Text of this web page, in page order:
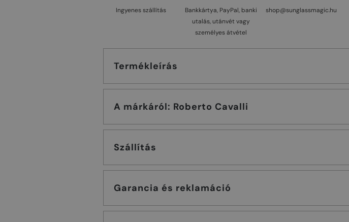
Ingyenes szállítás
Bankkártya, PayPal, banki
utalás, utánvét vagy
személyes átvétel
shop@sunglassmagic.hu
Termékleírás
A márkáról: Roberto Cavalli
Szállítás
Garancia és reklamáció